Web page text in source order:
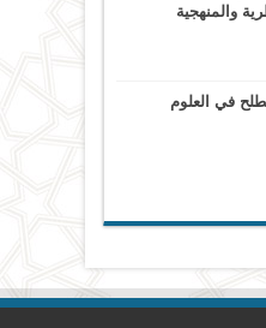
والمنهجية
في العلوم